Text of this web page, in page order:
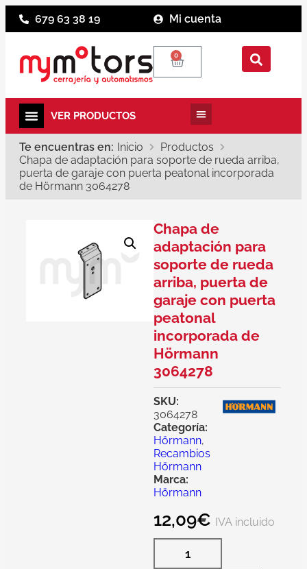
679 63 38 19 Mi cuenta
0
Te encuentras en: Inicio
Productos
Chapa de adaptación para soporte de rueda arriba,
puerta de garaje con puerta peatonal incorporada
de Hörmann 3064278
Chapa de
adaptación para
soporte de rueda
arriba, puerta de
garaje con puerta
peatonal
incorporada de
Hörmann
3064278
SKU:
3064278
Categoría:
Hörmann,
Recambios
Hörmann
Marca:
Hörmann
12,09€ IVA incluido